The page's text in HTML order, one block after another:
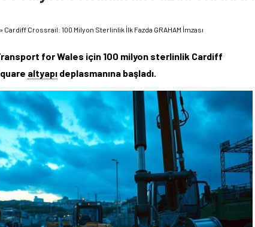
São Paulo’da Çifte Sinyal Hamlesi
» Cardiff Crossrail: 100 Milyon Sterlinlik İlk Fazda GRAHAM İmzası
for Wales için 100 milyon sterlinlik Cardiff
altyapı deplasmanına başladı.